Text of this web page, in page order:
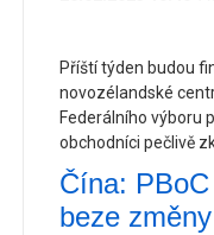
Příští týden budou
novozélandské
Federálního výboru
obchodníci pečlivě
Čína:
beze změny